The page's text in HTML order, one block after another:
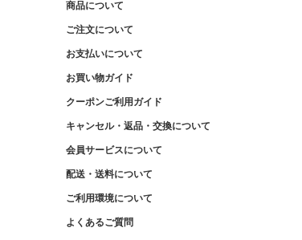
商品について
ご注文について
お支払いについて
お買い物ガイド
クーポンご利用ガイド
キャンセル・返品・交換について
会員サービスについて
配送・送料について
ご利用環境について
よくあるご質問